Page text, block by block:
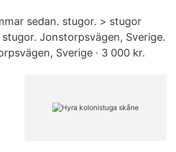
sedan. stugor. > stugor
Jonstorpsvägen, Sverige.
Sverige · 3 000 kr.